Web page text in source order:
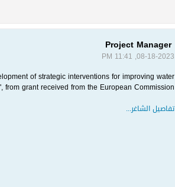
Project Manager
08-18-2023, 11:41 PM
of strategic interventions for improving water
grant received from the European Commission,...
تفاصيل الشاغر...